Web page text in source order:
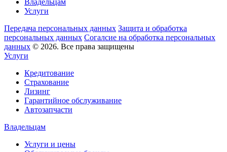
Владельцам
Услуги
Передача персональных данных Защита и обработка
персональных данных Согалсие на обработка персональных
данных © 2026. Все права защищены
Услуги
Кредитование
Страхование
Лизинг
Гарантийное обслуживание
Автозапчасти
Владельцам
Услуги и цены